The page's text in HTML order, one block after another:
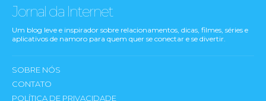
Jornal da Internet
Um blog leve e inspirador sobre relacionamentos, dicas, filmes, séries e
aplicativos de namoro para quem quer se conectar e se divertir.
SOBRE NÓS
CONTATO
POLÍTICA DE PRIVACIDADE